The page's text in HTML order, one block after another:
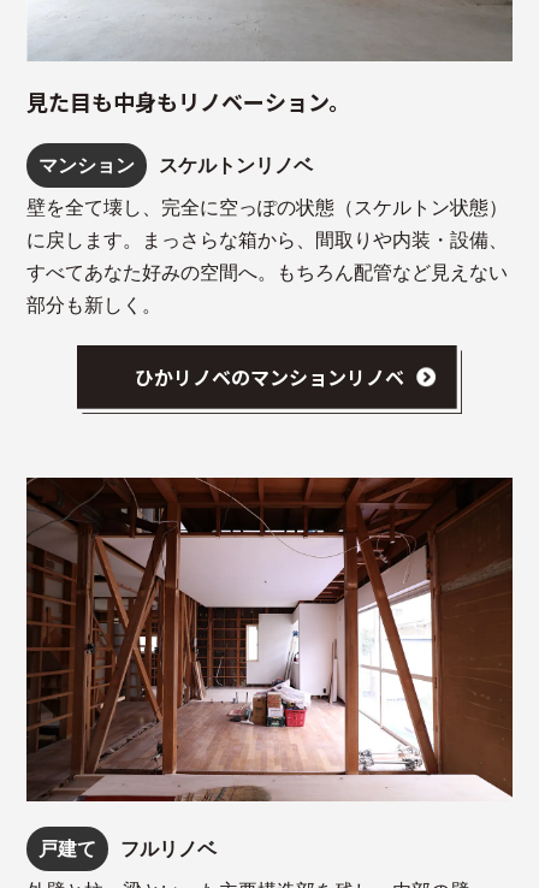
見た目も中身もリノベーション。
マンション スケルトンリノベ
壁を全て壊し、完全に空っぽの状態（スケルトン状態）
に戻します。まっさらな箱から、間取りや内装・設備、
すべてあなた好みの空間へ。もちろん配管など見えない
部分も新しく。
ひかリノベのマンションリノベ
戸建て フルリノベ